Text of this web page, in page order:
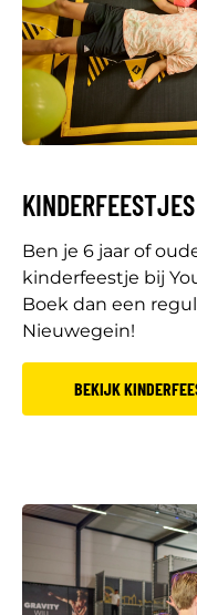
Ben je 6 jaar of
kinderfeestje bij
Boek dan een
Nieuwegein!
BEKIJK